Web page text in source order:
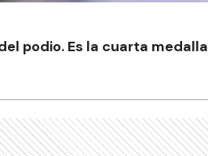
podio. Es la cuarta medalla